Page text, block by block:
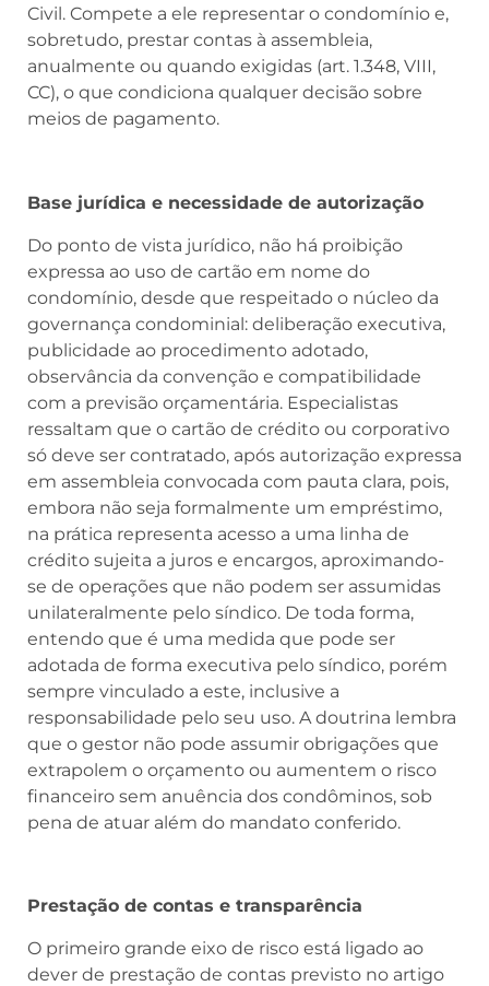
Civil. Compete a ele representar o condomínio e,
sobretudo, prestar contas à assembleia,
anualmente ou quando exigidas (art. 1.348, VIII,
CC), o que condiciona qualquer decisão sobre
meios de pagamento.
Base jurídica e necessidade de autorização
Do ponto de vista jurídico, não há proibição
expressa ao uso de cartão em nome do
condomínio, desde que respeitado o núcleo da
governança condominial: deliberação executiva,
publicidade ao procedimento adotado,
observância da convenção e compatibilidade
com a previsão orçamentária. Especialistas
ressaltam que o cartão de crédito ou corporativo
só deve ser contratado, após autorização expressa
em assembleia convocada com pauta clara, pois,
embora não seja formalmente um empréstimo,
na prática representa acesso a uma linha de
crédito sujeita a juros e encargos, aproximando-
se de operações que não podem ser assumidas
unilateralmente pelo síndico. De toda forma,
entendo que é uma medida que pode ser
adotada de forma executiva pelo síndico, porém
sempre vinculado a este, inclusive a
responsabilidade pelo seu uso. A doutrina lembra
que o gestor não pode assumir obrigações que
extrapolem o orçamento ou aumentem o risco
financeiro sem anuência dos condôminos, sob
pena de atuar além do mandato conferido.​
Prestação de contas e transparência
O primeiro grande eixo de risco está ligado ao
dever de prestação de contas previsto no artigo